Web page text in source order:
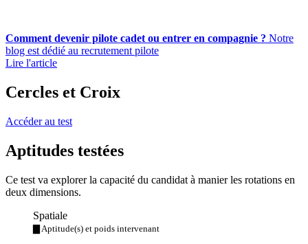
Comment devenir pilote cadet ou entrer en compagnie ? Notre
blog est dédié au recrutement pilote
Lire l'article
Cercles et Croix
Accéder au test
Aptitudes testées
Ce test va explorer la capacité du candidat à manier les rotations en
deux dimensions.
Spatiale
▇ Aptitude(s) et poids intervenant